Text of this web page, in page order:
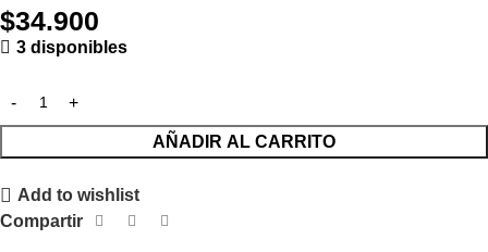
$34.900
3 disponibles
AÑADIR AL CARRITO
Add to wishlist
Compartir